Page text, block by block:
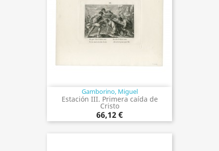
Gamborino, Miguel
Estación III. Primera caída de
Cristo
66,12 €